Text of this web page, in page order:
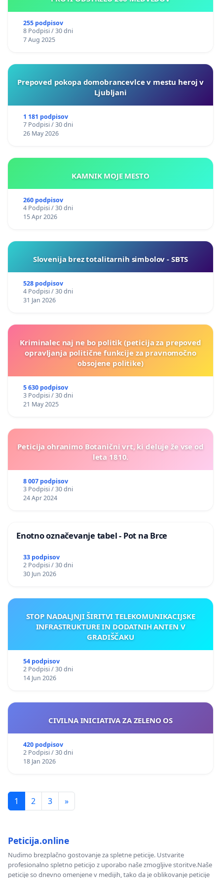
255 podpisov
8 Podpisi / 30 dni
7 Aug 2025
Prepoved pokopa domobrancevlce v mestu heroj v
Ljubljani
1 181 podpisov
7 Podpisi / 30 dni
26 May 2026
KAMNIK MOJE MESTO
260 podpisov
4 Podpisi / 30 dni
15 Apr 2026
Slovenija brez totalitarnih simbolov - SBTS
528 podpisov
4 Podpisi / 30 dni
31 Jan 2026
Kriminalec naj ne bo politik (peticija za prepoved
opravljanja politične funkcije za pravnomočno
obsojene politike)
5 630 podpisov
3 Podpisi / 30 dni
21 May 2025
Peticija ohranimo Botanični vrt, ki deluje že vse od
leta 1810.
8 007 podpisov
3 Podpisi / 30 dni
24 Apr 2024
Enotno označevanje tabel - Pot na Brce
33 podpisov
2 Podpisi / 30 dni
30 Jun 2026
STOP NADALJNJI ŠIRITVI TELEKOMUNIKACIJSKE
INFRASTRUKTURE IN DODATNIH ANTEN V
GRADIŠČAKU
54 podpisov
2 Podpisi / 30 dni
14 Jun 2026
CIVILNA INICIATIVA ZA ZELENO OS
420 podpisov
2 Podpisi / 30 dni
18 Jan 2026
1 2 3 »
Peticija.online
Nudimo brezplačno gostovanje za spletne peticije. Ustvarite
profesionalno spletno peticijo z uporabo naše zmogljive storitve.Naše
peticije so dnevno omenjene v medijih, tako da je oblikovanje peticije